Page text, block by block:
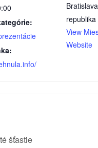
Bratislava
republika
View
Website
šťastie